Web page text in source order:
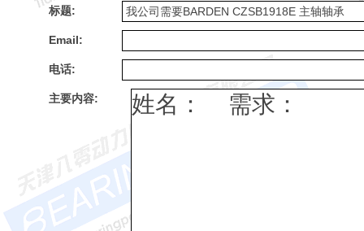
标题:
Email:
电话:
主要内容: